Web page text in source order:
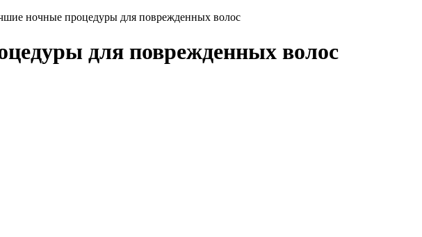
ночные процедуры для поврежденных волос
для поврежденных волос